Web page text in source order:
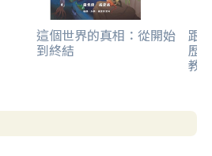
物確鑿無法推賴。（創世記三十八
急跳牆假装癲癡。（撒母耳記上二十
這個世界的真相：從開始
到終結
跟
歷
教